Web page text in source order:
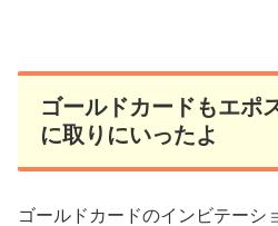
ゴールドカードもエポ
に取りにいったよ
ゴールドカードのインビテーシ